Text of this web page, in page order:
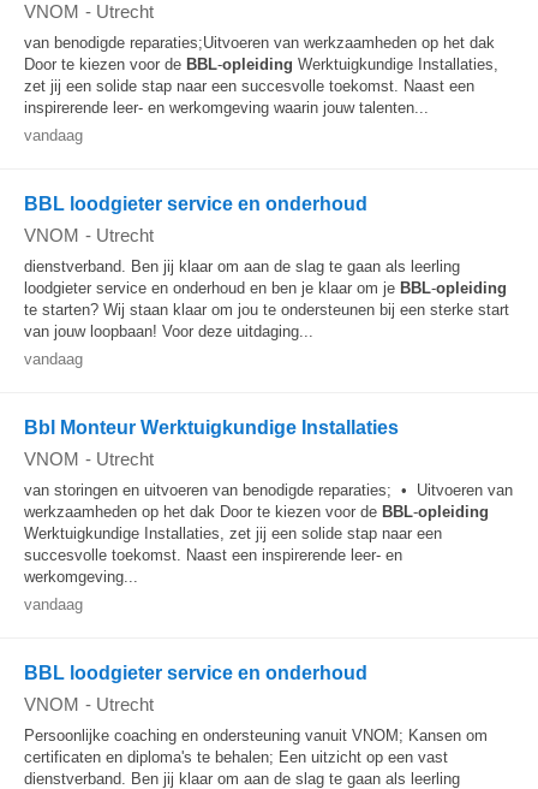
VNOM - Utrecht
van benodigde reparaties;Uitvoeren van werkzaamheden op het dak
Door te kiezen voor de BBL-opleiding Werktuigkundige Installaties,
zet jij een solide stap naar een succesvolle toekomst. Naast een
inspirerende leer- en werkomgeving waarin jouw talenten...
vandaag
BBL loodgieter service en onderhoud
VNOM - Utrecht
dienstverband. Ben jij klaar om aan de slag te gaan als leerling
loodgieter service en onderhoud en ben je klaar om je BBL-opleiding
te starten? Wij staan klaar om jou te ondersteunen bij een sterke start
van jouw loopbaan! Voor deze uitdaging...
vandaag
Bbl Monteur Werktuigkundige Installaties
VNOM - Utrecht
van storingen en uitvoeren van benodigde reparaties; • Uitvoeren van
werkzaamheden op het dak Door te kiezen voor de BBL-opleiding
Werktuigkundige Installaties, zet jij een solide stap naar een
succesvolle toekomst. Naast een inspirerende leer- en
werkomgeving...
vandaag
BBL loodgieter service en onderhoud
VNOM - Utrecht
Persoonlijke coaching en ondersteuning vanuit VNOM; Kansen om
certificaten en diploma's te behalen; Een uitzicht op een vast
dienstverband. Ben jij klaar om aan de slag te gaan als leerling